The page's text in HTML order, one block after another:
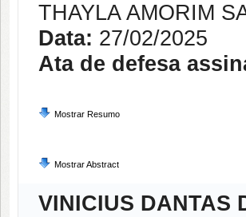
THAYLA AMORIM
Data: 27/02/2025
Ata de defesa
Mostrar Resumo
Mostrar Abstract
VINICIUS DANTAS